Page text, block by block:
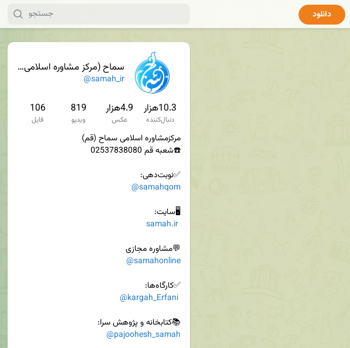
سماح (مرکز مشاوره اسلامی حوزه قم)
@samah_ir
10.3هزار
دنبال‌کننده
4.9هزار
عکس
819
ویدیو
106
فایل
✅نوبت‌دهی:
@samahqom
samah.ir
💬مشاوره مجازی
@samahonline
@kargah_Erfani
📚کتابخانه و پژوهش سرا:
@pajoohesh_samah
دانلود